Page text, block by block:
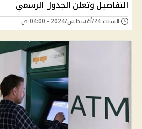
التفاصيل وتعلن الجدول الرسمي
السبت 24/أغسطس/2024 - 04:00 ص